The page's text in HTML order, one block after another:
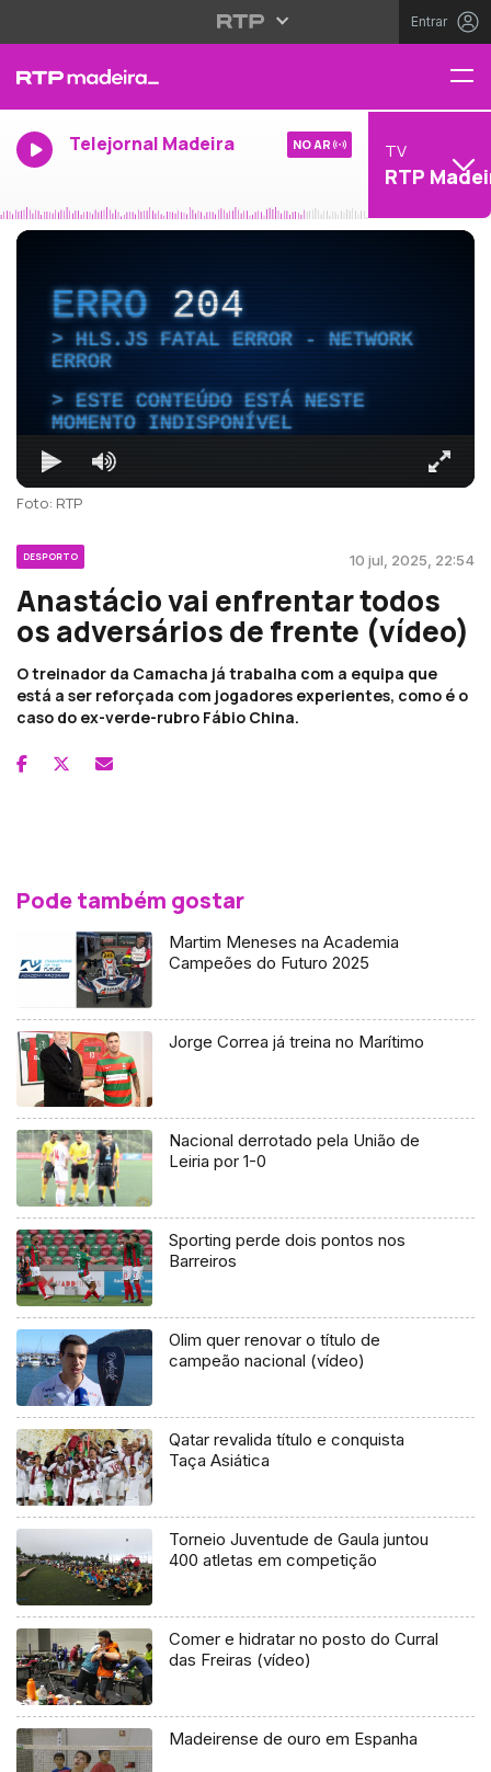
Entrar
Telejornal Madeira NO AR TV
RTP
ERRO204
HLS.JS FATAL ERROR - NETWORK
ERROR
ESTE CONTEÚDO ESTÁ NESTE
MOMENTO INDISPONÍVEL
Foto: RTP
DESPORTO 10 jul, 2025, 22:54
Anastácio vai enfrentar todos
os adversários de frente (vídeo)
O treinador da Camacha já trabalha com a equipa que
está a ser reforçada com jogadores experientes, como é o
caso do ex-verde-rubro Fábio China.
Pode também gostar
Martim Meneses na Academia
Campeões do Futuro 2025
Jorge Correa já treina no Marítimo
Nacional derrotado pela União de
Leiria por 1-0
Sporting perde dois pontos nos
Barreiros
Olim quer renovar o título de
campeão nacional (vídeo)
Qatar revalida título e conquista
Taça Asiática
Torneio Juventude de Gaula juntou
400 atletas em competição
Comer e hidratar no posto do Curral
das Freiras (vídeo)
Madeirense de ouro em Espanha